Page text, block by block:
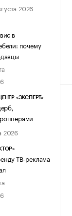
2026
в
почему
«ЭКСПЕРТ»
2026
ТВ-реклама